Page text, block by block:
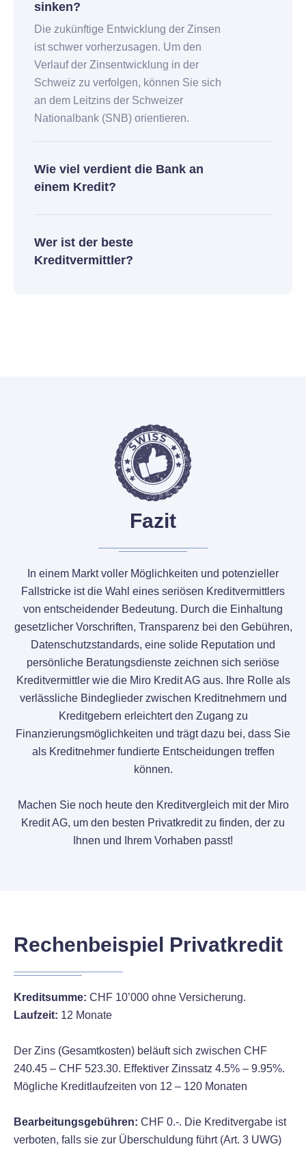
sinken?
Die zukünftige Entwicklung der Zinsen
ist schwer vorherzusagen. Um den
Verlauf der Zinsentwicklung in der
Schweiz zu verfolgen, können Sie sich
an dem Leitzins der Schweizer
Nationalbank (SNB) orientieren.
Wie viel verdient die Bank an
einem Kredit?
Wer ist der beste
Kreditvermittler?
Fazit
In einem Markt voller Möglichkeiten und potenzieller
Fallstricke ist die Wahl eines seriösen Kreditvermittlers
von entscheidender Bedeutung. Durch die Einhaltung
gesetzlicher Vorschriften, Transparenz bei den Gebühren,
Datenschutzstandards, eine solide Reputation und
persönliche Beratungsdienste zeichnen sich seriöse
Kreditvermittler wie die Miro Kredit AG aus. Ihre Rolle als
verlässliche Bindeglieder zwischen Kreditnehmern und
Kreditgebern erleichtert den Zugang zu
Finanzierungsmöglichkeiten und trägt dazu bei, dass Sie
als Kreditnehmer fundierte Entscheidungen treffen
können.
Machen Sie noch heute den Kreditvergleich mit der Miro
Kredit AG, um den besten Privatkredit zu finden, der zu
Ihnen und Ihrem Vorhaben passt!
Rechenbeispiel Privatkredit
Kreditsumme: CHF 10’000 ohne Versicherung.
Laufzeit: 12 Monate
Der Zins (Gesamtkosten) beläuft sich zwischen CHF
240.45 – CHF 523.30. Effektiver Zinssatz 4.5% – 9.95%.
Mögliche Kreditlaufzeiten von 12 – 120 Monaten
Bearbeitungsgebühren: CHF 0.-. Die Kreditvergabe ist
verboten, falls sie zur Überschuldung führt (Art. 3 UWG)